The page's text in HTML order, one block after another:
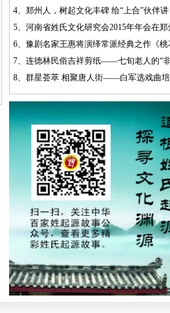
4、 郑州人，树起文化丰碑 给“上合”伙伴讲
5、 河南省姓氏文化研究会2015年年会在郑
6、 豫剧名家王惠将演绎常派经典之作《桃
7、 连德林民俗吉祥剪纸——七旬老人的“
8、 群星荟萃 相聚唐人街——白军选戏曲培